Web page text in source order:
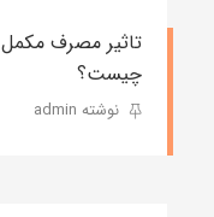
تاثیر مصرف مکمل
چیست؟
نوشته admin